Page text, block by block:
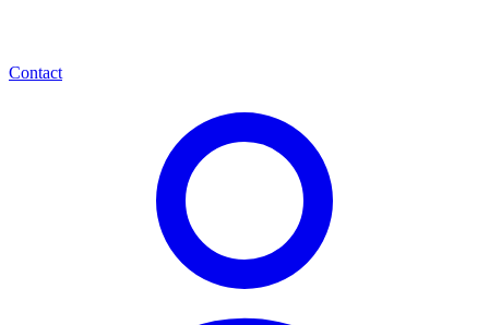
Contact